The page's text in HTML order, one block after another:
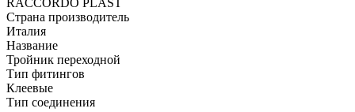
Страна производитель
Италия
Название
Тройник переходной
Тип фитингов
Клеевые
Тип соединения